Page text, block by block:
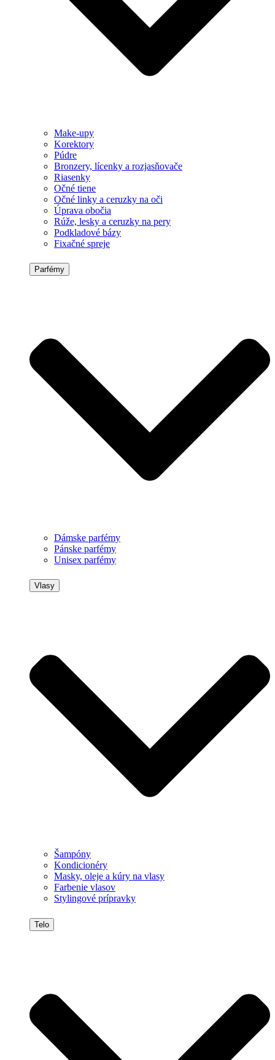
Make-upy
Korektory
Púdre
Bronzery, lícenky a rozjasňovače
Riasenky
Očné tiene
Očné linky a ceruzky na oči
Úprava obočia
Rúže, lesky a ceruzky na pery
Podkladové bázy
Fixačné spreje
Parfémy
Dámske parfémy
Pánske parfémy
Unisex parfémy
Vlasy
Šampóny
Kondicionéry
Masky, oleje a kúry na vlasy
Farbenie vlasov
Stylingové prípravky
Telo